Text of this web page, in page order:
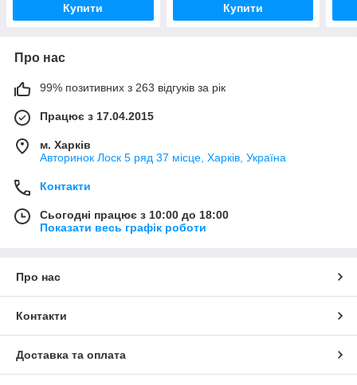
Купити Купити
Про нас
99% позитивних з 263 відгуків за рік
Працює з 17.04.2015
м. Харків
Авторинок Лоск 5 ряд 37 місце, Харків, Україна
Контакти
Сьогодні працює з 10:00 до 18:00
Показати весь графік роботи
Про нас
Контакти
Доставка та оплата